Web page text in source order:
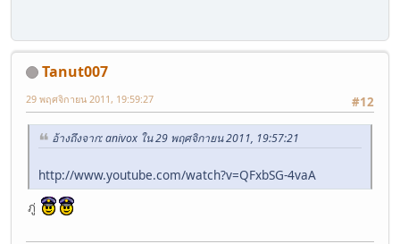
Tanut007
#12
29 พฤศจิกายน 2011, 19:59:27
อ้างถึงจาก: anivox ใน 29 พฤศจิกายน 2011, 19:57:21
http://www.youtube.com/watch?v=QFxbSG-4vaA
ภู่